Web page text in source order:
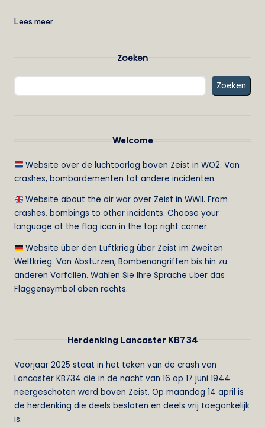
Lees meer
Zoeken
Zoeken
Welcome
Website over de luchtoorlog boven Zeist in WO2. Van
crashes, bombardementen tot andere incidenten.
Website about the air war over Zeist in WWII. From
crashes, bombings to other incidents. Choose your
language at the flag icon in the top right corner.
Website über den Luftkrieg über Zeist im Zweiten
Weltkrieg. Von Abstürzen, Bombenangriffen bis hin zu
anderen Vorfällen. Wählen Sie Ihre Sprache über das
Flaggensymbol oben rechts.
Herdenking Lancaster KB734
Voorjaar 2025 staat in het teken van de crash van
Lancaster KB734 die in de nacht van 16 op 17 juni 1944
neergeschoten werd boven Zeist. Op maandag 14 april is
de herdenking die deels besloten en deels vrij toegankelijk
is.